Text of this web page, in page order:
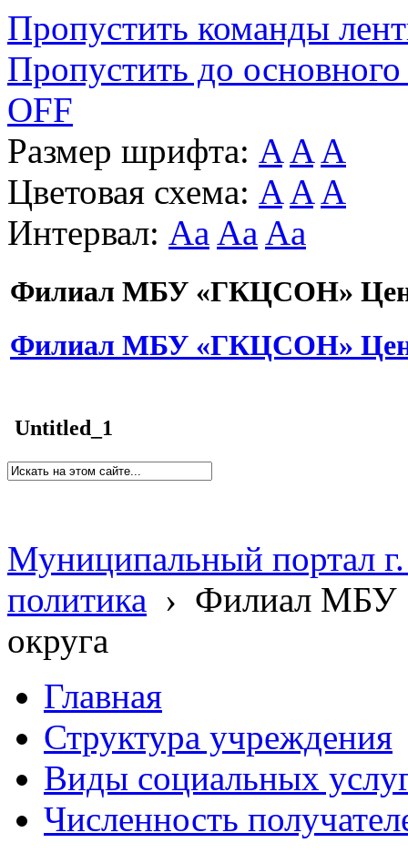
Пропустить команды
Пропустить до основного
OFF
Размер шрифта: A A A
Цветовая схема: A A A
Интервал: Aa Aa Aa
Филиал МБУ «ГКЦСОН»
Филиал МБУ «ГКЦСОН»
Untitled_1
Муниципальный портал
политика › Филиал МБУ
округа
Главная
Структура учреждения
Виды социальных
Численность